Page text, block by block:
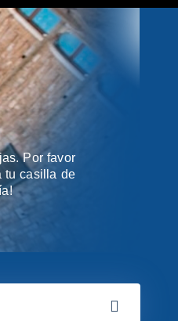
Por favor
tu casilla de